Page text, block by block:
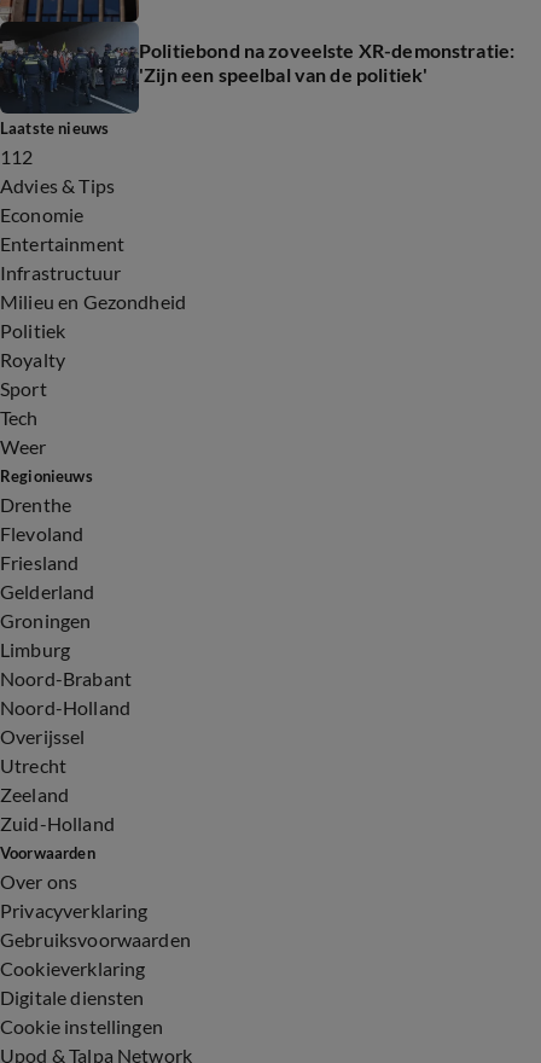
Politiebond na zoveelste XR-demonstratie:
'Zijn een speelbal van de politiek'
Laatste nieuws
112
Advies & Tips
Economie
Entertainment
Infrastructuur
Milieu en Gezondheid
Politiek
Royalty
Sport
Tech
Weer
Regionieuws
Drenthe
Flevoland
Friesland
Gelderland
Groningen
Limburg
Noord-Brabant
Noord-Holland
Overijssel
Utrecht
Zeeland
Zuid-Holland
Voorwaarden
Over ons
Privacyverklaring
Gebruiksvoorwaarden
Cookieverklaring
Digitale diensten
Cookie instellingen
Upod & Talpa Network